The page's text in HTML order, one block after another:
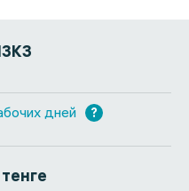
дней ?